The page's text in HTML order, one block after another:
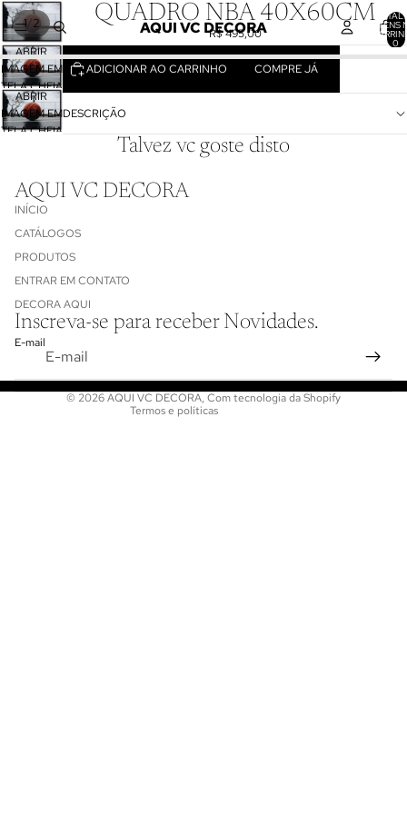
AQUI VC DECORA
TOTAL
ITENS
0
1/2
ABRIR
IMAGEM EM
TELA CHEIA
ABRIR
IMAGEM EM
TELA CHEIA
QUADRO NBA 40X60CM
R$ 495,00
ADICIONAR AO CARRINHO COMPRE JÁ
DESCRIÇÃO
Talvez vc goste disto
AQUI VC DECORA
INÍCIO
CATÁLOGOS
PRODUTOS
ENTRAR EM CONTATO
DECORA AQUI
Inscreva-se para receber Novidades.
E-mail
© 2026AQUI VC DECORA, Com tecnologia da Shopify
Termos e políticas
Política de reembolso
Política de privacidade
Termos de serviço
Informações de contato